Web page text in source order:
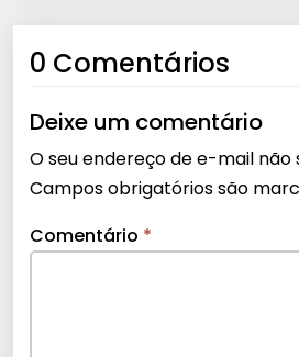
0 Comentários
Deixe um comentário
O seu endereço de e-mail não
Campos obrigatórios são
Comentário *